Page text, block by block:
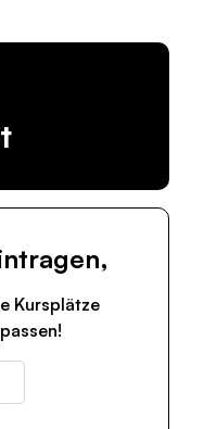
Kursplätze